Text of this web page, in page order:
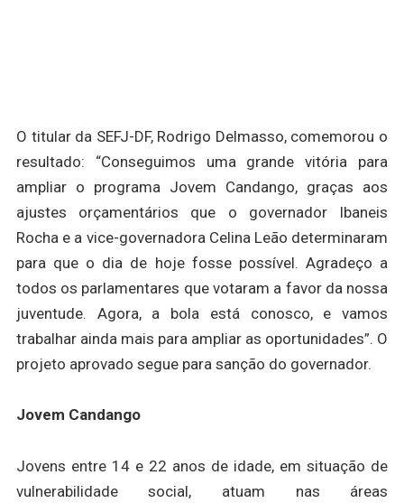
O titular da SEFJ-DF, Rodrigo Delmasso, comemorou o
resultado: “Conseguimos uma grande vitória para
ampliar o programa Jovem Candango, graças aos
ajustes orçamentários que o governador Ibaneis
Rocha e a vice-governadora Celina Leão determinaram
para que o dia de hoje fosse possível. Agradeço a
todos os parlamentares que votaram a favor da nossa
juventude. Agora, a bola está conosco, e vamos
trabalhar ainda mais para ampliar as oportunidades”. O
projeto aprovado segue para sanção do governador.
Jovem Candango
Jovens entre 14 e 22 anos de idade, em situação de
vulnerabilidade social, atuam nas áreas